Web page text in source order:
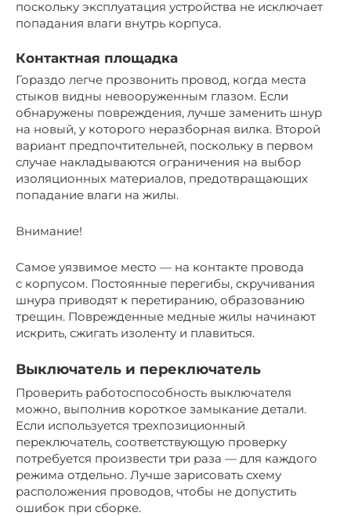
поскольку эксплуатация устройства не исключает
попадания влаги внутрь корпуса.
Контактная площадка
Гораздо легче прозвонить провод, когда места
стыков видны невооруженным глазом. Если
обнаружены повреждения, лучше заменить шнур
на новый, у которого неразборная вилка. Второй
вариант предпочтительней, поскольку в первом
случае накладываются ограничения на выбор
изоляционных материалов, предотвращающих
попадание влаги на жилы.
Внимание!
Самое уязвимое место — на контакте провода
с корпусом. Постоянные перегибы, скручивания
шнура приводят к перетиранию, образованию
трещин. Поврежденные медные жилы начинают
искрить, сжигать изоленту и плавиться.
Выключатель и переключатель
Проверить работоспособность выключателя
можно, выполнив короткое замыкание детали.
Если используется трехпозиционный
переключатель, соответствующую проверку
потребуется произвести три раза — для каждого
режима отдельно. Лучше зарисовать схему
расположения проводов, чтобы не допустить
ошибок при сборке.